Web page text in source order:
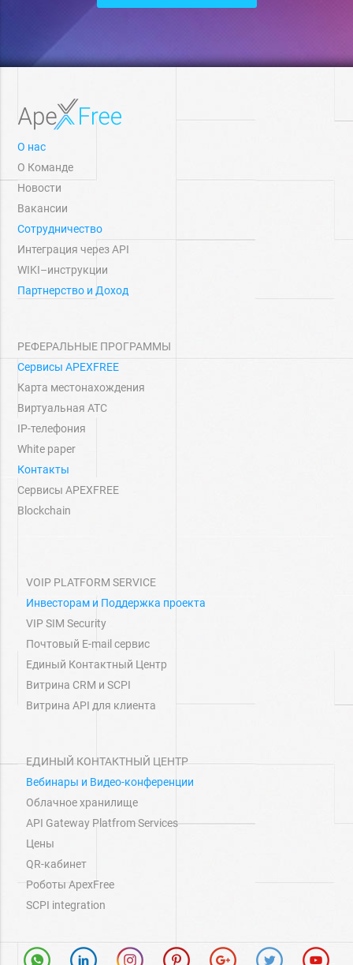
О нас
О Команде
Новости
Вакансии
Сотрудничество
Интеграция через API
WIKI–инструкции
Партнерство и Доход
РЕФЕРАЛЬНЫЕ ПРОГРАММЫ
Сервисы APEXFREE
Карта местонахождения
Виртуальная АТС
IP-телефония
White paper
Контакты
Сервисы APEXFREE
Blockchain
VOIP PLATFORM SERVICE
Инвесторам и Поддержка проекта
VIP SIM Security
Почтовый E-mail сервис
Единый Контактный Центр
Витрина СRM и SCPI
Витрина API для клиента
ЕДИНЫЙ КОНТАКТНЫЙ ЦЕНТР
Вебинары и Видео-конференции
Облачное хранилище
API Gateway Platfrom Services
Цены
QR-кабинет
Роботы ApexFree
SCPI integration